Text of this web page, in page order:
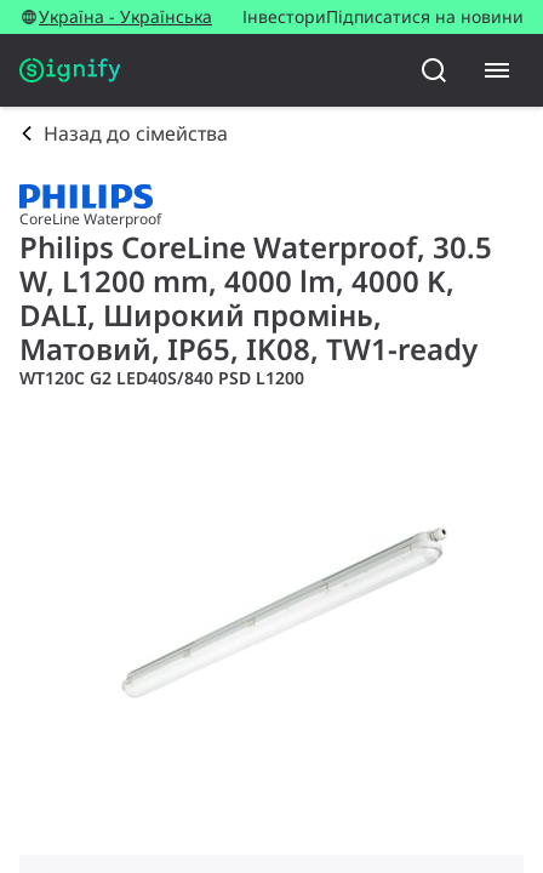
Україна - Українська ІнвесториПідписатися на новини
Назад до сімейства
CoreLine Waterproof
Philips CoreLine Waterproof, 30.5
W, L1200 mm, 4000 lm, 4000 K,
DALI, Широкий промінь,
Матовий, IP65, IK08, TW1-ready
WT120C G2 LED40S/840 PSD L1200